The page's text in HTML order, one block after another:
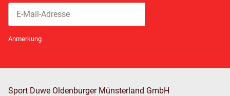
Anmerkung
Sport Duwe Oldenburger Münsterland GmbH